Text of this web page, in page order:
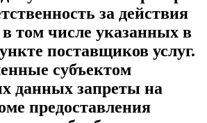
за действия
том числе указанных в
поставщиков услуг.
субъектом
данных запреты на
предоставления